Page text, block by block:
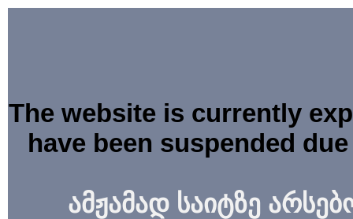
The website is currently
have been suspended
ამჟამად საიტზე